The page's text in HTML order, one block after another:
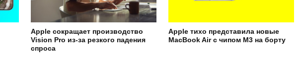
Apple сокращает производство
Vision Pro из-за резкого падения
спроса
Apple тихо представила новые
MacBook Air с чипом M3 на борту